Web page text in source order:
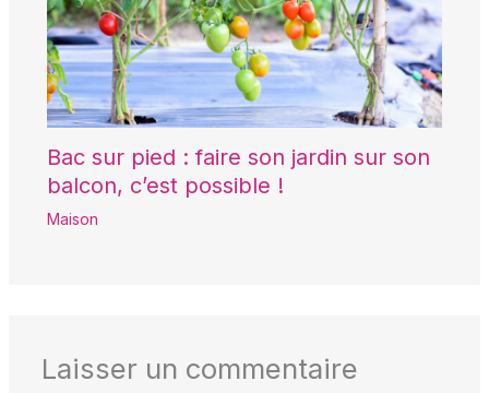
Bac sur pied : faire son jardin sur son
balcon, c’est possible !
Maison
Laisser un commentaire